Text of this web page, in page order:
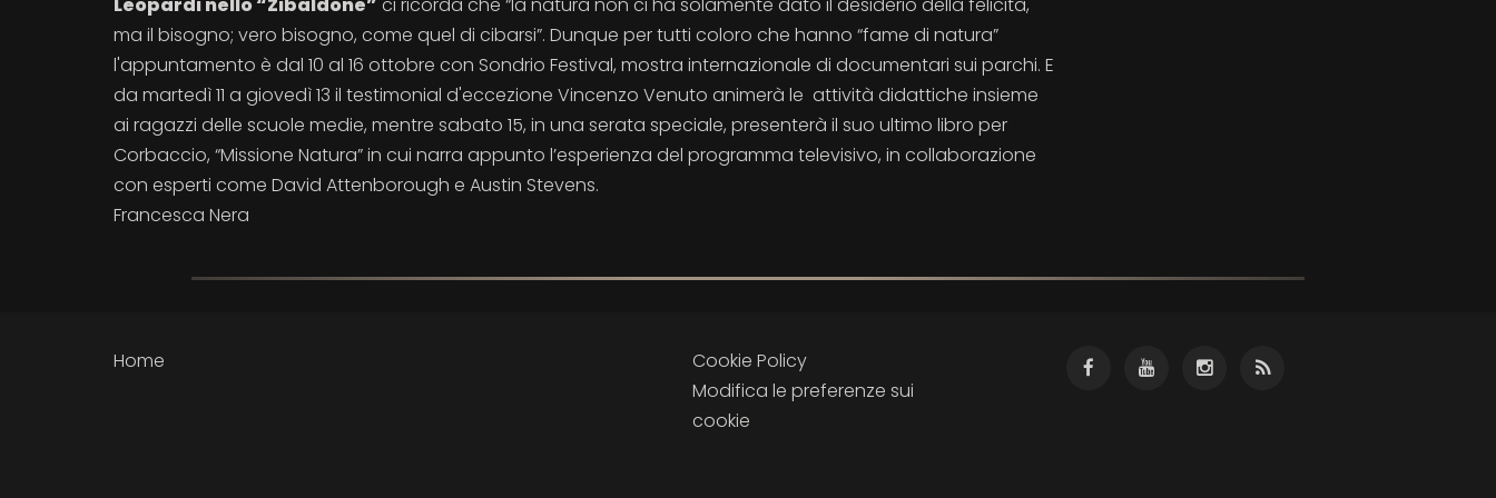
ma il bisogno; vero bisogno, come quel di cibarsi”. Dunque per tutti coloro che hanno “fame di natura”
l'appuntamento è dal 10 al 16 ottobre con Sondrio Festival, mostra internazionale di documentari sui parchi. E
da martedì 11 a giovedì 13 il testimonial d'eccezione Vincenzo Venuto animerà le attività didattiche insieme
ai ragazzi delle scuole medie, mentre sabato 15, in una serata speciale, presenterà il suo ultimo libro per
Corbaccio, “Missione Natura” in cui narra appunto l’esperienza del programma televisivo, in collaborazione
con esperti come David Attenborough e Austin Stevens.
Francesca Nera
Home
Cookie Policy
Modifica le preferenze sui
cookie